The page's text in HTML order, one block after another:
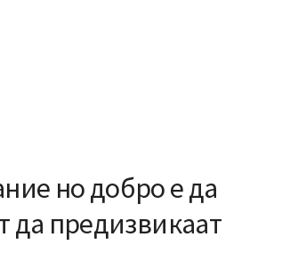
но добро е да
да предизвикаат